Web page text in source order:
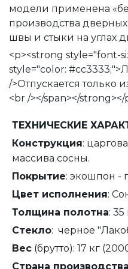
модели применена
производства
швы и стыки на углах
<p><strong style="font-
style="color:
/>Отпускается только
<br /></span></strong></
ТЕХНИЧЕСКИЕ
Конструкция:
массива сосны.
Покрытие: экошпон -
Цвет исполнения:
Толщина полотна:
Стекло: черное
Вес (брутто): 17 кг
Страна производства